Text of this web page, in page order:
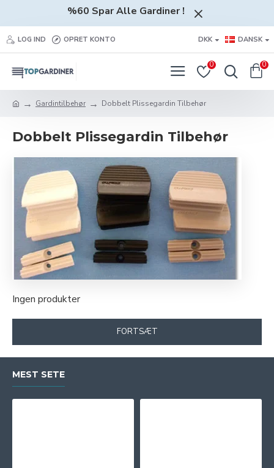
%60 Spar Alle Gardiner !
LOG IND OPRET KONTO DKK DANSK
0 0
Gardintilbehør Dobbelt Plissegardin Tilbehør
Dobbelt Plissegardin Tilbehør
Ingen produkter
FORTSÆT
MEST SETE